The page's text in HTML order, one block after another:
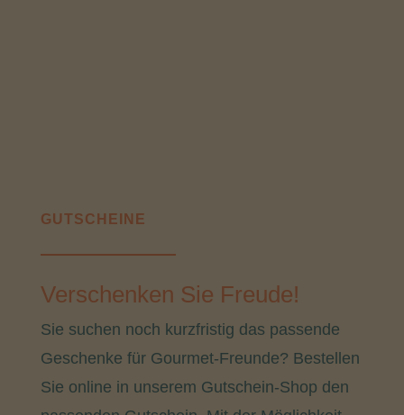
GUTSCHEINE
Verschenken Sie Freude!
Sie suchen noch kurzfristig das passende
Geschenke für Gourmet-Freunde? Bestellen
Sie online in unserem Gutschein-Shop den